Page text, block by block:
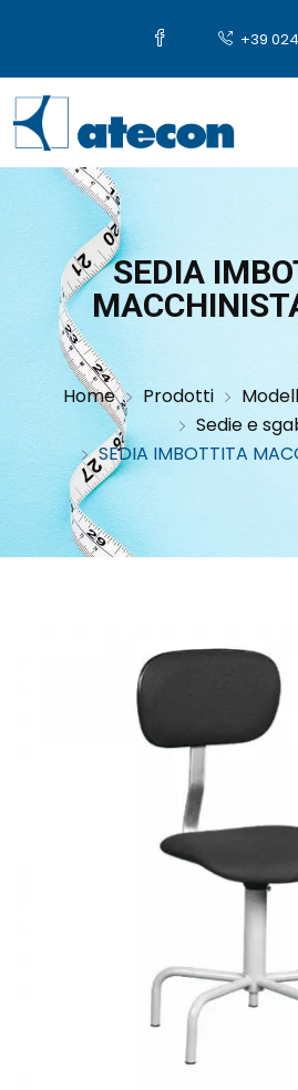
+39
SEDIA IMBOTTITA
Home Prodotti
Sedie e
SEDIA IMBOTTITA